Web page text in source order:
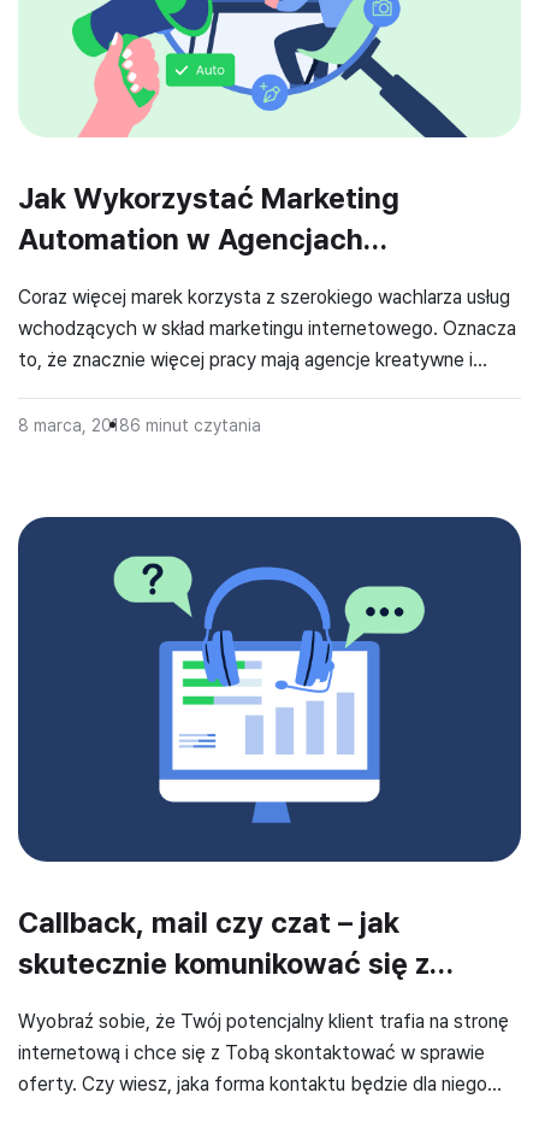
Jak Wykorzystać Marketing
Automation w Agencjach
Kreatywnych?
Coraz więcej marek korzysta z szerokiego wachlarza usług
wchodzących w skład marketingu internetowego. Oznacza
to, że znacznie więcej pracy mają agencje kreatywne i
marketingu nowych klientów. Aby usprawnić wykonywanie
Automation dla Agencji Kreatywnych i Reklamowych Czym
jest […]
8 marca, 20186 minut czytania
Callback, mail czy czat – jak
skutecznie komunikować się z
klientami i nie tracić czasu?
Wyobraź sobie, że Twój potencjalny klient trafia na stronę
internetową i chce się z Tobą skontaktować w sprawie
oferty. Czy wiesz, jaka forma kontaktu będzie dla niego